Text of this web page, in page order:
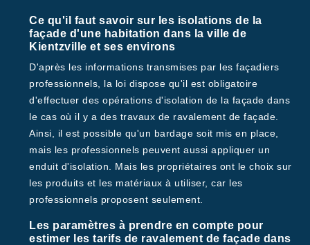
Ce qu'il faut savoir sur les isolations de la
façade d'une habitation dans la ville de
Kientzville et ses environs
D'après les informations transmises par les façadiers
professionnels, la loi dispose qu'il est obligatoire
d'effectuer des opérations d'isolation de la façade dans
le cas où il y a des travaux de ravalement de façade.
Ainsi, il est possible qu'un bardage soit mis en place,
mais les professionnels peuvent aussi appliquer un
enduit d'isolation. Mais les propriétaires ont le choix sur
les produits et les matériaux à utiliser, car les
professionnels proposent seulement.
Les paramètres à prendre en compte pour
estimer les tarifs de ravalement de façade dans